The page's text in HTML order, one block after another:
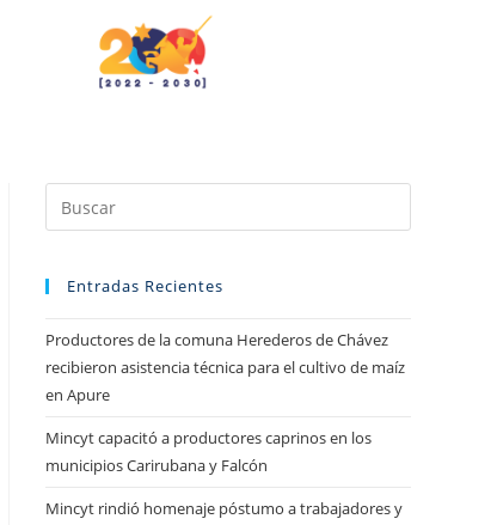
Entradas Recientes
Productores de la comuna Herederos de Chávez
recibieron asistencia técnica para el cultivo de maíz
en Apure
Mincyt capacitó a productores caprinos en los
municipios Carirubana y Falcón
Mincyt rindió homenaje póstumo a trabajadores y